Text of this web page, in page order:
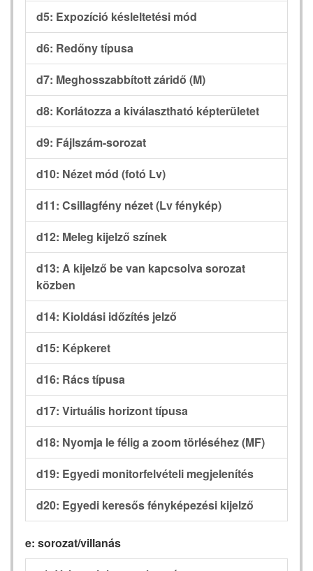
d5: Expozíció késleltetési mód
d6: Redőny típusa
d7: Meghosszabbított záridő (M)
d8: Korlátozza a kiválasztható képterületet
d9: Fájlszám-sorozat
d10: Nézet mód (fotó Lv)
d11: Csillagfény nézet (Lv fénykép)
d12: Meleg kijelző színek
d13: A kijelző be van kapcsolva sorozat
közben
d14: Kioldási időzítés jelző
d15: Képkeret
d16: Rács típusa
d17: Virtuális horizont típusa
d18: Nyomja le félig a zoom törléséhez (MF)
d19: Egyedi monitorfelvételi megjelenítés
d20: Egyedi keresős fényképezési kijelző
e: sorozat/villanás